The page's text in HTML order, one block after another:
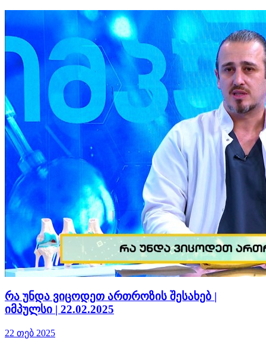
რა უნდა ვიცოდეთ ართროზის შესახებ |
იმპულსი | 22.02.2025
22 თებ 2025